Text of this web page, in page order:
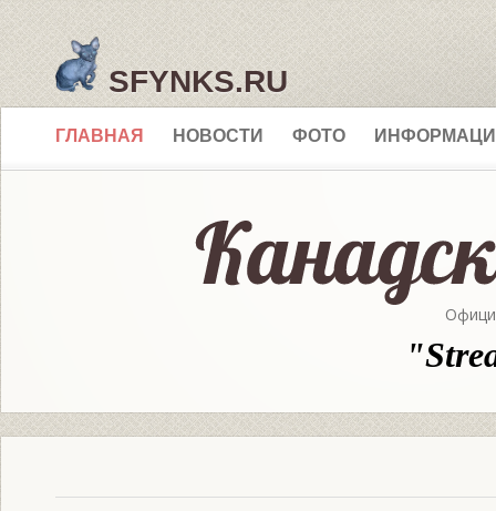
SFYNKS.RU
ГЛАВНАЯ НОВОСТИ ФОТО